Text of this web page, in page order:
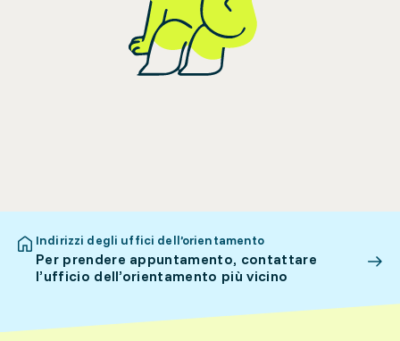
Indirizzi degli uffici dell’orientamento
Per prendere appuntamento, contattare
l’ufficio dell’orientamento più vicino